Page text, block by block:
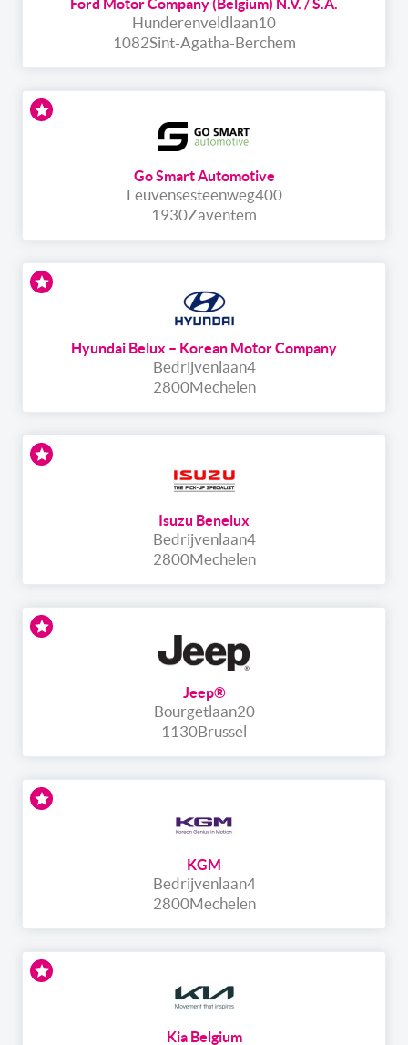
Ford Motor Company (Belgium) N.V. / S.A.
Hunderenveldlaan10
1082Sint-Agatha-Berchem
Go Smart Automotive
Leuvensesteenweg400
1930Zaventem
Hyundai Belux – Korean Motor Company
Bedrijvenlaan4
2800Mechelen
Isuzu Benelux
Bedrijvenlaan4
2800Mechelen
Jeep®
Bourgetlaan20
1130Brussel
KGM
Bedrijvenlaan4
2800Mechelen
Kia Belgium